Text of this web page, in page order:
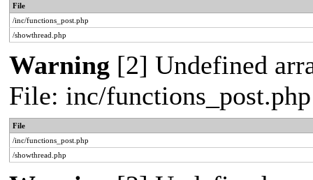
File
/inc/functions_post.php
/showthread.php
Warning [2] Undefined
File: inc/
File
/inc/functions_post.php
/showthread.php